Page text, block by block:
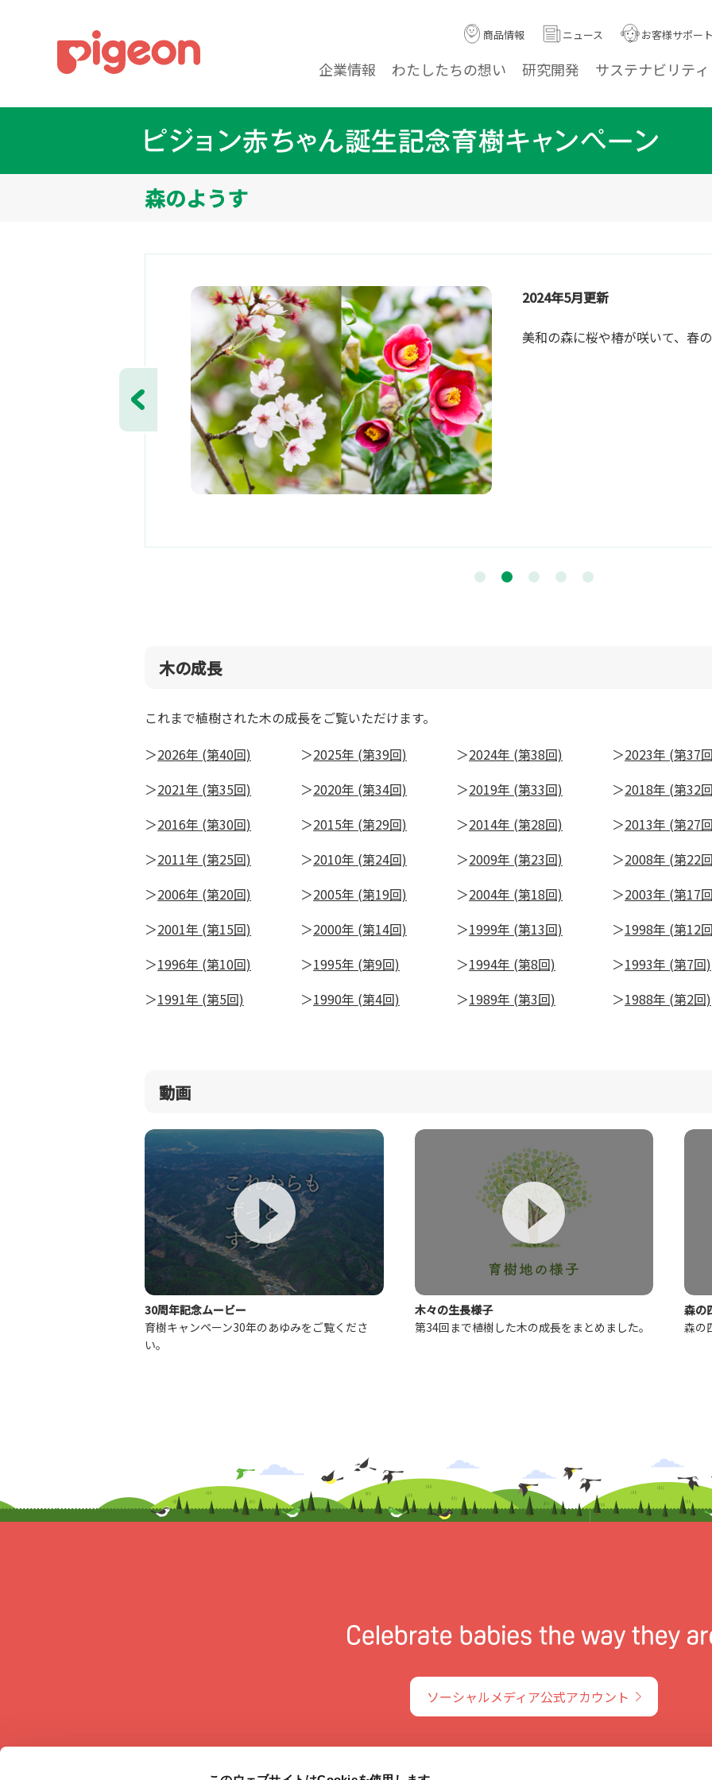
企業情報 わたしたちの想い 研究開発 サステナビリティ
商品情報 ニュース お客様サポー
森のようす
前へ
2024年5月更新
美和の森に桜や椿が咲いて、春
木の成長
これまで植樹された木の成長をご覧いただけます。
2026年 (第40回)
2025年 (第39回) 2024年 (第38回)
2023年 (第37
2021年 (第35回)
2020年 (第34回) 2019年 (第33回)
2018年 (第32
2016年 (第30回)
2015年 (第29回) 2014年 (第28回)
2013年 (第27
2011年 (第25回)
2010年 (第24回) 2009年 (第23回)
2008年 (第22
2006年 (第20回)
2005年 (第19回) 2004年 (第18回)
2003年 (第17
2001年 (第15回)
2000年 (第14回) 1999年 (第13回)
1998年 (第12
1996年 (第10回)
1995年 (第9回) 1994年 (第8回)
1993年 (第7回)
1991年 (第5回)
1990年 (第4回) 1989年 (第3回) 1988年 (第2回)
動画
30周年記念ムービー
育樹キャンペーン30年のあゆみをご覧くださ
い。
木々の生長様子
第34回まで植樹した木の成長をまとめました。
森の
森の
ソーシャルメディア公式アカウント